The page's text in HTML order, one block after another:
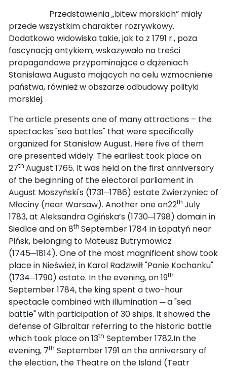
Przedstawienia „bitew morskich” miały
przede wszystkim charakter rozrywkowy.
Dodatkowo widowiska takie, jak to z 1791 r., poza
fascynacją antykiem, wskazywało na treści
propagandowe przypominające o dążeniach
Stanisława Augusta mających na celu wzmocnienie
państwa, również w obszarze odbudowy polityki
morskiej.
The article presents one of many attractions – the
spectacles "sea battles" that were specifically
organized for Stanisław August. Here five of them
are presented widely. The earliest took place on
27th August 1765. It was held on the first anniversary
of the beginning of the electoral parliament in
August Moszyński's (1731─1786) estate Zwierzyniec of
Młociny (near Warsaw). Another one on22th July
1783, at Aleksandra Ogińska’s (1730─1798) domain in
Siedlce and on 8th September 1784 in Łopatyń near
Pińsk, belonging to Mateusz Butrymowicz
(1745─1814). One of the most magnificent show took
place in Nieśwież, in Karol Radziwiłł "Panie Kochanku"
(1734─1790) estate. In the evening, on 19th
September 1784, the king spent a two-hour
spectacle combined with illumination ─ a "sea
battle" with participation of 30 ships. It showed the
defense of Gibraltar referring to the historic battle
which took place on 13th September 1782.In the
evening, 7th September 1791 on the anniversary of
the election, the Theatre on the Island (Teatr